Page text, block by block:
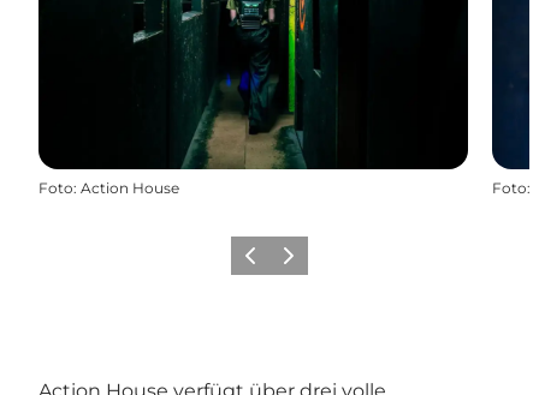
Foto: Action House Foto:
ZurückWeiter